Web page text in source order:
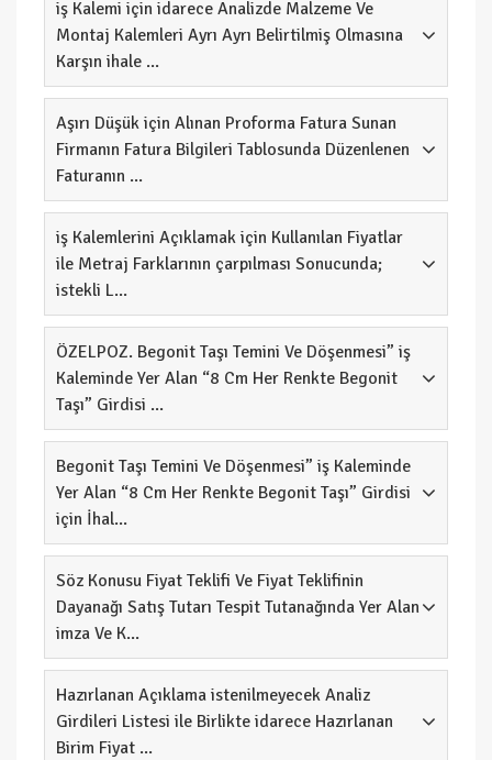
iş Kalemi için idarece Analizde Malzeme Ve
Montaj Kalemleri Ayrı Ayrı Belirtilmiş Olmasına
Karşın ihale ...
Aşırı Düşük için Alınan Proforma Fatura Sunan
Firmanın Fatura Bilgileri Tablosunda Düzenlenen
Faturanın ...
iş Kalemlerini Açıklamak için Kullanılan Fiyatlar
ile Metraj Farklarının çarpılması Sonucunda;
istekli L...
ÖZELPOZ. Begonit Taşı Temini Ve Döşenmesi” iş
Kaleminde Yer Alan “8 Cm Her Renkte Begonit
Taşı” Girdisi ...
Begonit Taşı Temini Ve Döşenmesi” iş Kaleminde
Yer Alan “8 Cm Her Renkte Begonit Taşı” Girdisi
için İhal...
Söz Konusu Fiyat Teklifi Ve Fiyat Teklifinin
Dayanağı Satış Tutarı Tespit Tutanağında Yer Alan
imza Ve K...
Hazırlanan Açıklama istenilmeyecek Analiz
Girdileri Listesi ile Birlikte idarece Hazırlanan
Birim Fiyat ...